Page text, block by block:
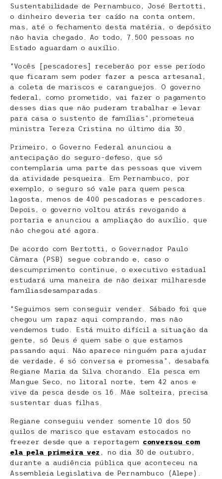
Sustentabilidade de Pernambuco, José Bertotti,
o dinheiro deveria ter caído na conta ontem,
mas, até o fechamento desta matéria, o depósito
não havia chegado. Ao todo, 7.500 pessoas no
Estado aguardam o auxílio.
“Vocês [pescadores] receberão por esse período
que ficaram sem poder fazer a pesca artesanal,
a coleta de mariscos e caranguejos. O governo
federal, como prometido, vai fazer o pagamento
desses dias que não puderam trabalhar e levar
para casa o sustento de famílias”,prometeua
ministra Tereza Cristina no último dia 30.
Primeiro, o Governo Federal anunciou a
antecipação do seguro-defeso, que só
contemplaria uma parte das pessoas que vivem
da atividade pesqueira. Em Pernambuco, por
exemplo, o seguro só vale para quem pesca
lagosta, menos de 400 pescadoras e pescadores.
Depois, o governo voltou atrás revogando a
portaria e anunciou a ampliação do auxílio, que
não chegou até agora.
De acordo com Bertotti, o Governador Paulo
Câmara (PSB) segue cobrando e, caso o
descumprimento continue, o executivo estadual
estudará uma maneira de não deixar milharesde
famíliasdesamparadas.
“Seguimos sem conseguir vender. Sábado foi que
chegou um rapaz aqui comprando, mas não
vendemos tudo. Está muito difícil a situação da
gente, só Deus é quem sabe o que estamos
passando aqui. Não aparece ninguém para ajudar
de verdade, é só conversa e promessa”, desabafa
Regiane Maria da Silva chorando. Ela pesca em
Mangue Seco, no litoral norte, tem 42 anos e
vive da pesca desde os 16. Mãe solteira, precisa
sustentar duas filhas.
Regiane conseguiu vender somente 10 dos 50
quilos de marisco que estavam estocados no
freezer desde que a reportagem conversou com
ela pela primeira vez , no dia 30 de outubro,
durante a audiência pública que aconteceu na
Assembleia Legislativa de Pernambuco (Alepe).